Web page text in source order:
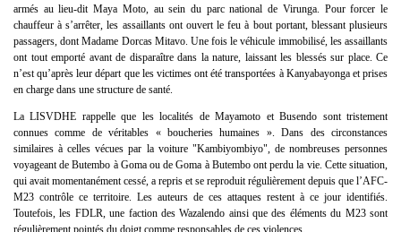
armés au lieu-dit Maya Moto, au sein du parc national de Virunga. Pour forcer le
chauffeur à s’arrêter, les assaillants ont ouvert le feu à bout portant, blessant plusieurs
passagers, dont Madame Dorcas Mitavo. Une fois le véhicule immobilisé, les assaillants
ont tout emporté avant de disparaître dans la nature, laissant les blessés sur place. Ce
n’est qu’après leur départ que les victimes ont été transportées à Kanyabayonga et prises
en charge dans une structure de santé.
La LISVDHE rappelle que les localités de Mayamoto et Busendo sont tristement
connues comme de véritables « boucheries humaines ». Dans des circonstances
similaires à celles vécues par la voiture "Kambiyombiyo", de nombreuses personnes
voyageant de Butembo à Goma ou de Goma à Butembo ont perdu la vie. Cette situation,
qui avait momentanément cessé, a repris et se reproduit régulièrement depuis que l’AFC-
M23 contrôle ce territoire. Les auteurs de ces attaques restent à ce jour identifiés.
Toutefois, les FDLR, une faction des Wazalendo ainsi que des éléments du M23 sont
régulièrement pointés du doigt comme responsables de ces violences.